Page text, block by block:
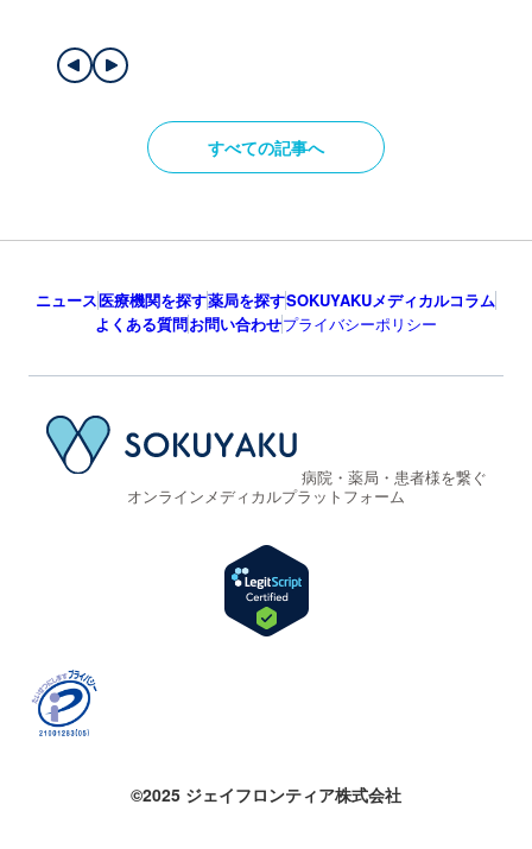
すべての記事へ
ニュース医療機関を探す薬局を探すSOKUYAKUメディカルコラム
よくある質問お問い合わせプライバシーポリシー
病院・薬局・患者様を繋ぐ
オンラインメディカルプラットフォーム
©2025 ジェイフロンティア株式会社